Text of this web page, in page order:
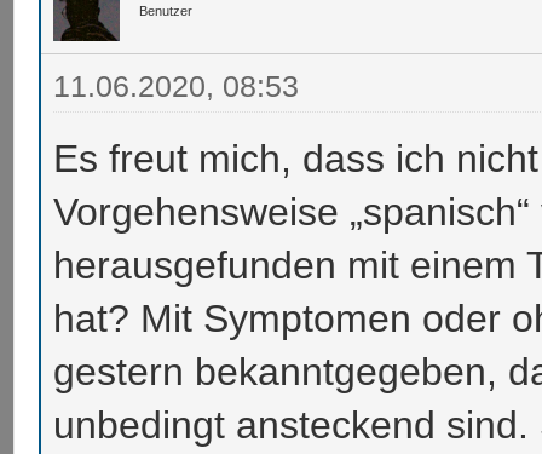
Benutzer
11.06.2020, 08:53
Es freut mich, dass ich
Vorgehensweise
herausgefunden mit einem
hat? Mit Symptomen oder
gestern bekanntgegeben,
unbedingt ansteckend